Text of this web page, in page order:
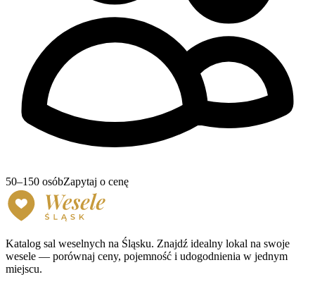
50–150 osóbZapytaj o cenę
Katalog sal weselnych na Śląsku. Znajdź idealny lokal na swoje
wesele — porównaj ceny, pojemność i udogodnienia w jednym
miejscu.